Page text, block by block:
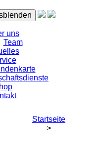
uns
Team
Startseite
>